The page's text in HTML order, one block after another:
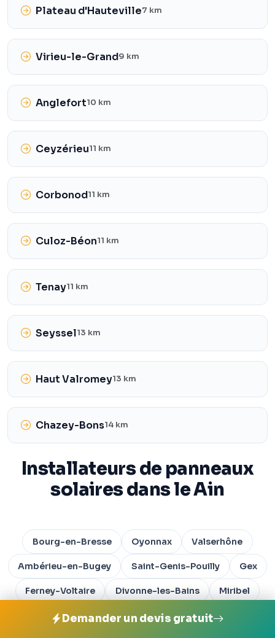
Plateau d'Hauteville7 km
Virieu-le-Grand9 km
Anglefort10 km
Ceyzérieu11 km
Corbonod11 km
Culoz-Béon11 km
Tenay11 km
Seyssel13 km
Haut Valromey13 km
Chazey-Bons14 km
Installateurs de panneaux
solaires dans le Ain
Bourg-en-Bresse Oyonnax Valserhône
Ambérieu-en-Bugey Saint-Genis-Pouilly Gex
Ferney-Voltaire Divonne-les-Bains Miribel
Belley Prévessin-Moëns Meximieux
Demander un devis gratuit